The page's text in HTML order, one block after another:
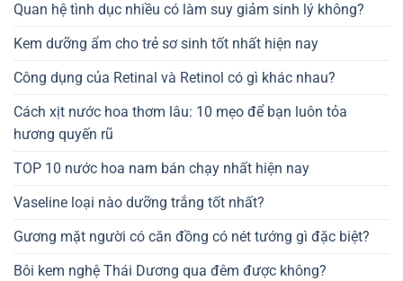
Quan hệ tình dục nhiều có làm suy giảm sinh lý không?
Kem dưỡng ẩm cho trẻ sơ sinh tốt nhất hiện nay
Công dụng của Retinal và Retinol có gì khác nhau?
Cách xịt nước hoa thơm lâu: 10 mẹo để bạn luôn tỏa
hương quyến rũ
TOP 10 nước hoa nam bán chạy nhất hiện nay
Vaseline loại nào dưỡng trắng tốt nhất?
Gương mặt người có căn đồng có nét tướng gì đặc biệt?
Bôi kem nghệ Thái Dương qua đêm được không?